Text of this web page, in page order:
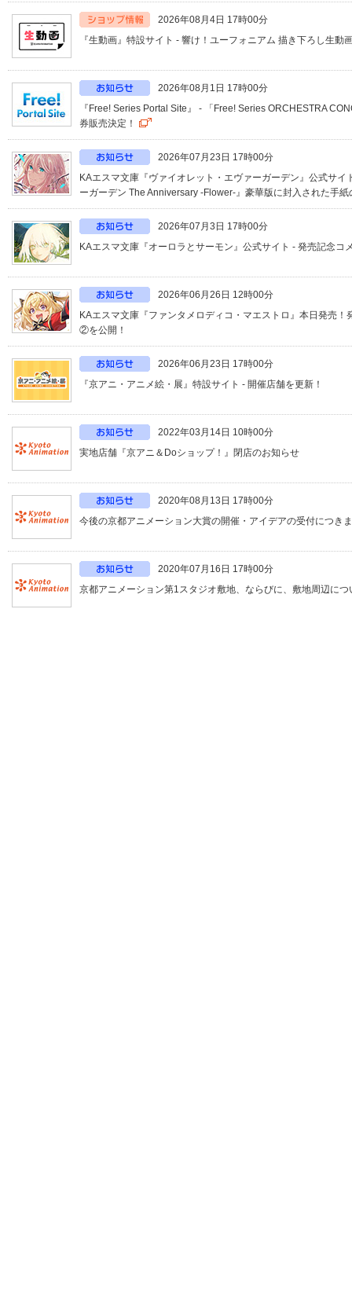
2026年08月4日 17時00分
『生動画』特設サイト - 響け！ユーフォニアム 描き下ろし生動
2026年08月1日 17時00分
『Free! Series Portal Site』 - 「Free! Series ORCHESTRA
券販売決定！
2026年07月23日 17時00分
KAエスマ文庫『ヴァイオレット・エヴァーガーデン』公式サイ
ーガーデン The Anniversary -Flower-』豪華版に封入された手紙
2026年07月3日 17時00分
KAエスマ文庫『オーロラとサーモン』公式サイト - 発売記念コ
2026年06月26日 12時00分
KAエスマ文庫『ファンタメロディコ・マエストロ』本日発売！
②を公開！
2026年06月23日 17時00分
『京アニ・アニメ絵・展』特設サイト - 開催店舗を更新！
2022年03月14日 10時00分
実地店舗『京アニ＆Doショップ！』閉店のお知らせ
2020年08月13日 17時00分
今後の京都アニメーション大賞の開催・アイデアの受付につき
2020年07月16日 17時00分
京都アニメーション第1スタジオ敷地、ならびに、敷地周辺につ